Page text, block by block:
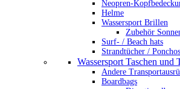
Neopren-
Helme
Wassersport Brillen
Zubehör
Surf- / Beach hats
Strandtücher / Ponchos
Wassersport Taschen und
Andere
Boardbags